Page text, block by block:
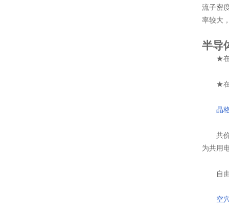
流子密
率较大
半导
★在形
★在光
晶
共价
为共用
自由
空